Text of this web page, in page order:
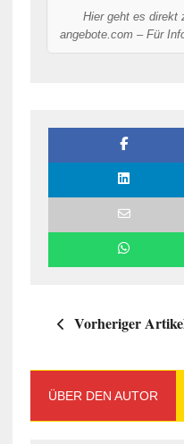
Hier geht es direkt
angebote.com – Für
Vorheriger
ÜBER DEN AUTOR